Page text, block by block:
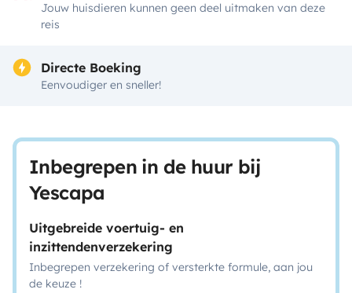
Jouw huisdieren kunnen geen deel uitmaken van deze
reis
Directe Boeking
Eenvoudiger en sneller!
Inbegrepen in de huur bij
Yescapa
Uitgebreide voertuig- en
inzittendenverzekering
Inbegrepen verzekering of versterkte formule, aan jou
de keuze !